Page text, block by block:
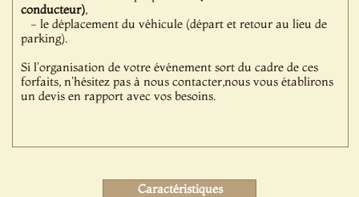
conducteur),
- le déplacement du véhicule (départ et retour au lieu de
parking).
Si l'organisation de votre événement sort du cadre de ces
forfaits, n'hésitez pas à nous contacter,nous vous établirons
un devis en rapport avec vos besoins.
Caractéristiques